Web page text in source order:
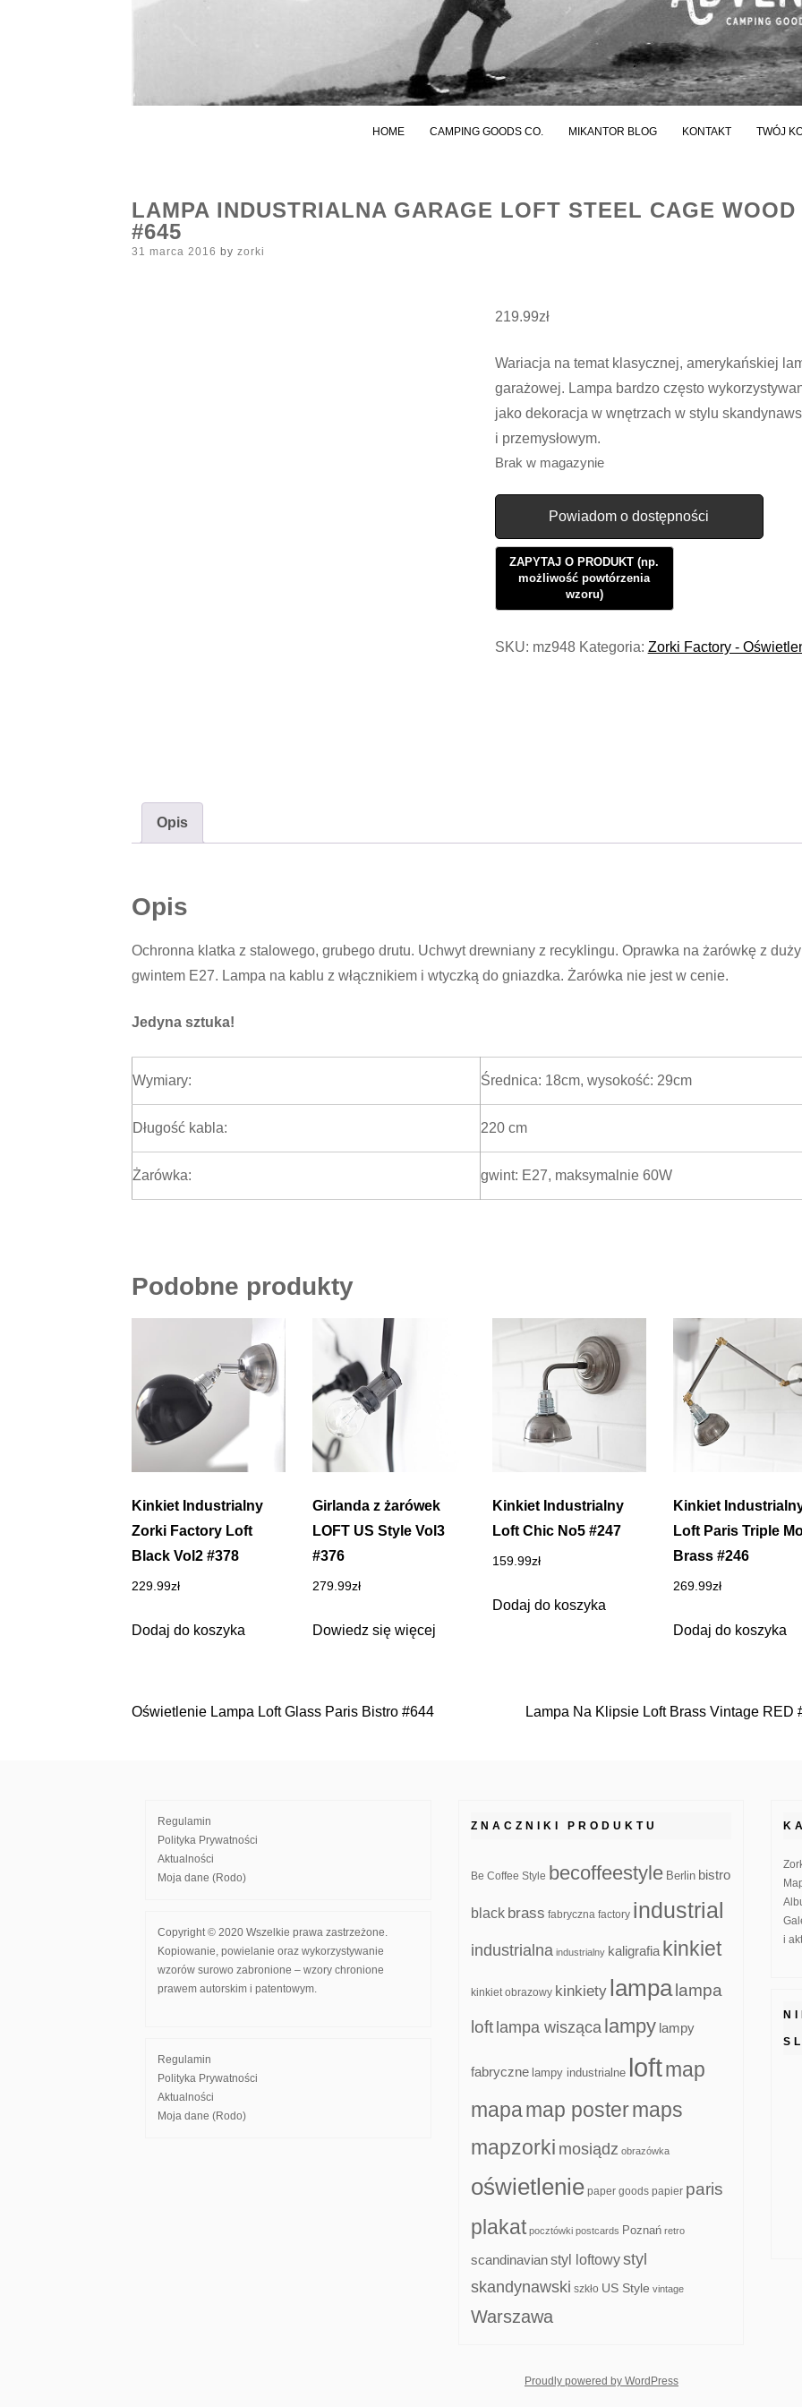
HOME CAMPING GOODS CO. MIKANTOR BLOG KONTAKT TWÓJ
LAMPA INDUSTRIALNA GARAGE LOFT STEEL CAGE WOOD
#645
Posted
31 marca 2016 by zorki
219.99zł
Wariacja na temat klasycznej, amerykańskiej
garażowej. Lampa bardzo często
jako dekoracja w wnętrzach w stylu
i przemysłowym.
Brak w magazynie
Powiadom o dostępności
SKU: mz948 Kategoria: Zorki Factory -
Opis
Opis
Ochronna klatka z stalowego, grubego drutu. Uchwyt drewniany z recyklingu. Oprawka na żarówkę z
gwintem E27. Lampa na kablu z włącznikiem i wtyczką do gniazdka. Żarówka nie jest w cenie.
Jedyna sztuka!
Wymiary: Średnica: 18cm, wysokość: 29cm
Długość kabla: 220 cm
Żarówka: gwint: E27, maksymalnie 60W
Podobne produkty
Kinkiet Industrialny
Zorki Factory Loft
Black Vol2 #378
229.99zł
Dodaj do koszyka
Girlanda z żarówek
LOFT US Style Vol3
#376
279.99zł
Dowiedz się więcej
Kinkiet Industrialny
Loft Chic No5 #247
159.99zł
Dodaj do koszyka
Kinkiet
Loft Paris Triple
Brass #246
269.99zł
Dodaj do koszyka
Nawigacja
Oświetlenie Lampa Loft Glass Paris Bistro #644 Lampa Na Klipsie Loft Brass Vintage RED
Regulamin
Polityka Prywatności
Aktualności
Moja dane (Rodo)
Copyright © 2020 Wszelkie prawa zastrzeżone.
Kopiowanie, powielanie oraz wykorzystywanie
wzorów surowo zabronione – wzory chronione
prawem autorskim i patentowym.
Regulamin
Polityka Prywatności
Aktualności
Moja dane (Rodo)
ZNACZNIKI PRODUKTU
Be Coffee Style becoffeestyle Berlin bistro
black brass fabryczna factory industrial
industrialna industrialny kaligrafia kinkiet
kinkiet obrazowy kinkiety lampa lampa
loft lampa wisząca lampy lampy
fabryczne lampy industrialne loftmap
mapamap postermaps
mapzorki mosiądz obrazówka
oświetlenie paper goods papier paris
plakat pocztówki postcards Poznań retro
scandinavianstyl loftowystyl
skandynawski szkło US Style vintage
Warszawa
i
Proudly powered by WordPresswhois: Nuno Sarmento